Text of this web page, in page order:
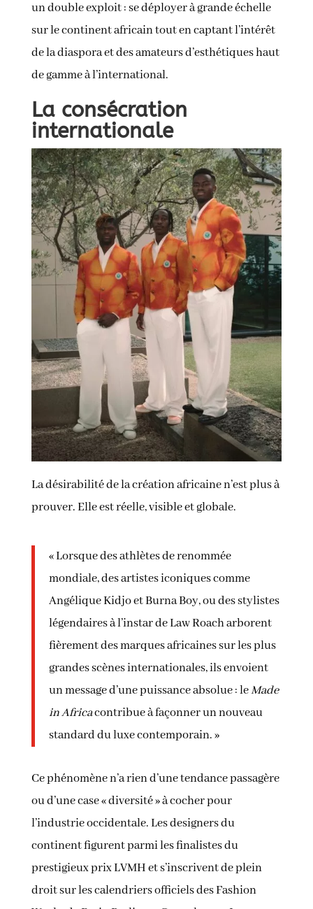
un double exploit : se déployer à grande échelle
sur le continent africain tout en captant l’intérêt
de la diaspora et des amateurs d’esthétiques haut
de gamme à l’international.
La consécration
internationale
La désirabilité de la création africaine n’est plus à
prouver. Elle est réelle, visible et globale.
« Lorsque des athlètes de renommée
mondiale, des artistes iconiques comme
Angélique Kidjo et Burna Boy, ou des stylistes
légendaires à l’instar de Law Roach arborent
fièrement des marques africaines sur les plus
grandes scènes internationales, ils envoient
un message d’une puissance absolue : leMade
in Africacontribue à façonner un nouveau
standard du luxe contemporain. »
Ce phénomène n’a rien d’une tendance passagère
ou d’une case « diversité » à cocher pour
l’industrie occidentale. Les designers du
continent figurent parmi les finalistes du
prestigieux prix LVMH et s’inscrivent de plein
droit sur les calendriers officiels des Fashion